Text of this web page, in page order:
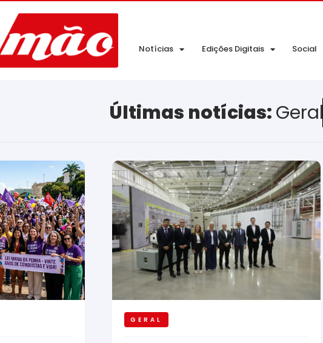
Notícias Edições Digitais Social
Últimas notícias:Geral
GERAL